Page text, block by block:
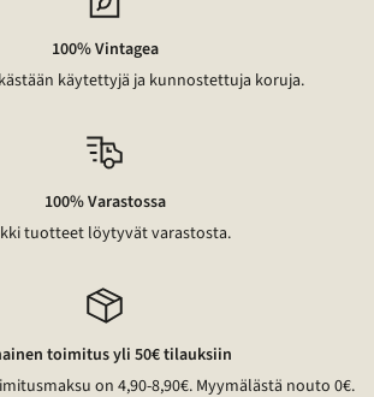
100% Vintagea
käytettyjä ja kunnostettuja koruja.
100% Varastossa
tuotteet löytyvät varastosta.
toimitus yli 50€ tilauksiin
on 4,90-8,90€. Myymälästä nouto 0€.